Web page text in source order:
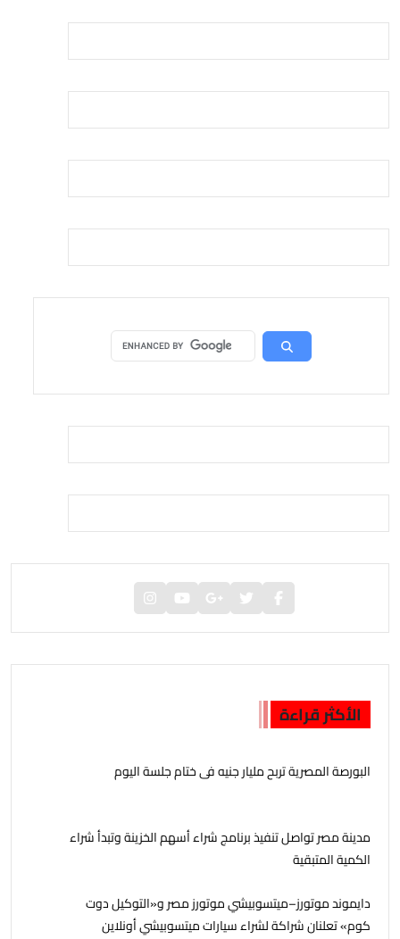
الأكثر قراءة
البورصة المصرية تربح مليار جنيه فى ختام جلسة اليوم
مدينة مصر تواصل تنفيذ برنامج شراء أسهم الخزينة وتبدأ شراء
الكمية المتبقية
دايموند موتورز–ميتسوبيشي موتورز مصر و«التوكيل دوت
كوم» تعلنان شراكة لشراء سيارات ميتسوبيشي أونلاين